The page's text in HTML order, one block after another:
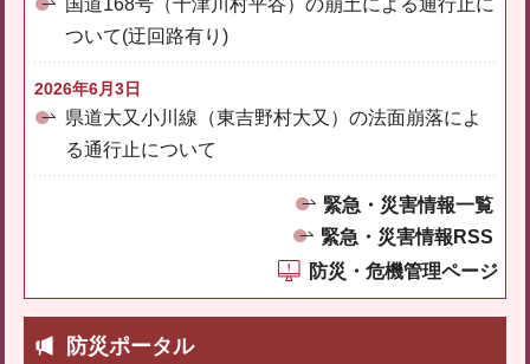
国道168号（十津川村平谷）の崩土による通行止に
ついて(迂回路有り)
2026年6月3日
県道大又小川線（東吉野村大又）の法面崩落によ
る通行止について
緊急・災害情報一覧
緊急・災害情報RSS
防災・危機管理ページ
防災ポータル